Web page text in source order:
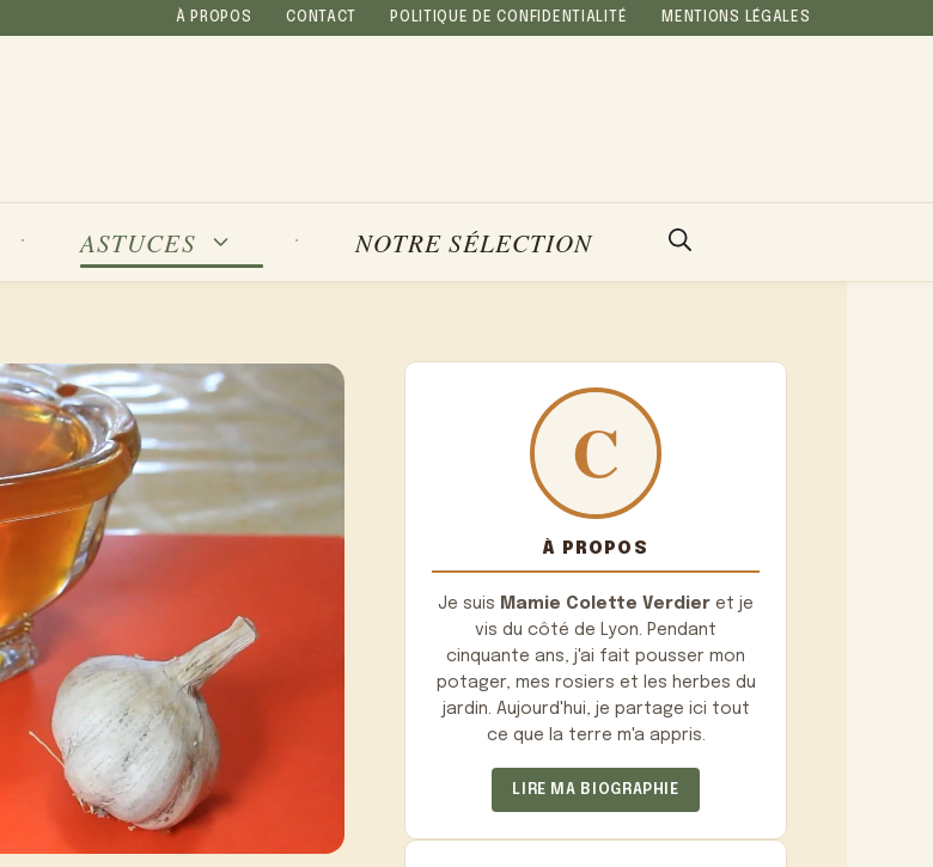
À PROPOS CONTACT POLITIQUE DE CONFIDENTIALITÉ MENTIONS LÉGALES
ASTUCES NOTRE SÉLECTION
À PROPOS
Je suis Mamie Colette Verdier et je
vis du côté de Lyon. Pendant
cinquante ans, j'ai fait pousser mon
potager, mes rosiers et les herbes du
jardin. Aujourd'hui, je partage ici tout
ce que la terre m'a appris.
LIRE MA BIOGRAPHIE